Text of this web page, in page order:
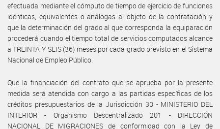
efectuada mediante el cómputo de tiempo de ejercicio de funciones
idénticas, equivalentes o análogas al objeto de la contratación y
que la determinación del grado al que corresponda la equiparación
procederá cuando el tiempo total de servicios computados alcance
a TREINTA Y SEIS (36) meses por cada grado previsto en el Sistema
Nacional de Empleo Público.
Que la financiación del contrato que se aprueba por la presente
medida será atendida con cargo a las partidas específicas de los
créditos presupuestarios de la Jurisdicción 30 - MINISTERIO DEL
INTERIOR - Organismo Descentralizado 201 - DIRECCIÓN
NACIONAL DE MIGRACIONES de conformidad con la Ley de